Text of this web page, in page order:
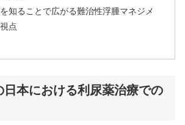
知ることで広がる難治性浮腫マネジメ
点
日本における利尿薬治療での